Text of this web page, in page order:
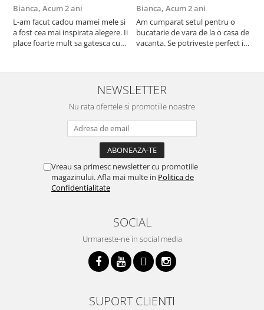
Bianca, Acum 2 ani
L-am facut cadou mamei mele si
a fost cea mai inspirata alegere. Ii
place foarte mult sa gatesca cu
cratita...ma gandesc serios sa imi
cumpar si eu! Recomand mult !
Bianca, Acum 2 ani
Am cumparat setul pentru o
bucatarie de vara de la o casa de
vacanta. Se potriveste perfect in
buna, recomand cu drag !
NEWSLETTER
Nu rata ofertele si promotiile noastre
Vreau sa primesc newsletter cu promotiile
magazinului. Afla mai multe in Politica de
Confidentialitate
SOCIAL
Urmareste-ne in social media
SUPORT CLIENTI